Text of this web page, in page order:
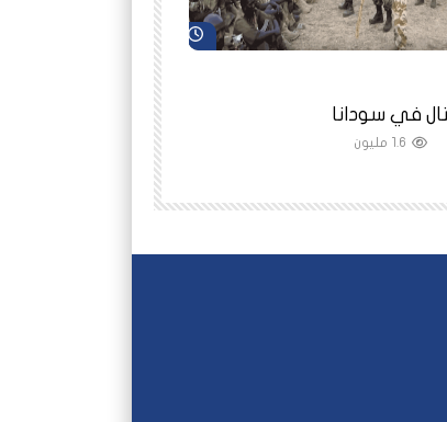
شاهد لاحقاً
في سودانا
1.6 مليون
رانيا مأمون: الثمن